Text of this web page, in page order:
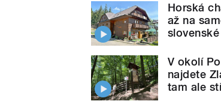
Horská
až na
V okolí
najdete
tam ale